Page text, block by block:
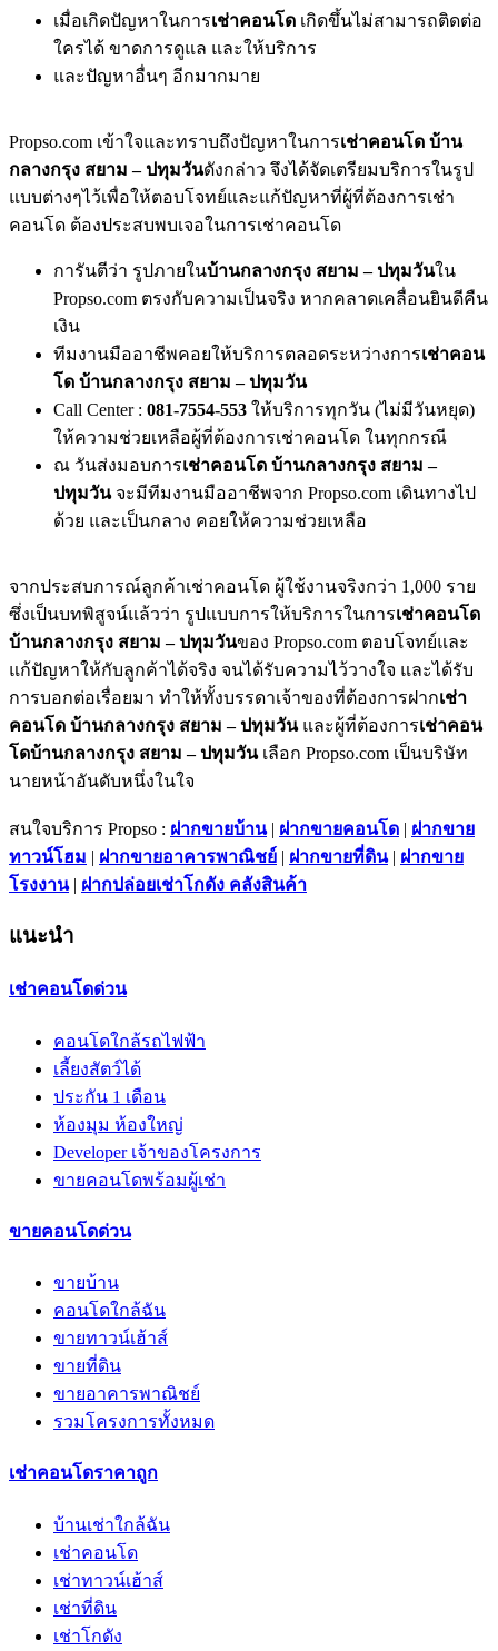
เมื่อเกิดปัญหาในการเช่าคอนโด เกิดขึ้นไม่สามารถติดต่อ
ใครได้ ขาดการดูแล และให้บริการ
และปัญหาอื่นๆ อีกมากมาย
Propso.com เข้าใจและทราบถึงปัญหาในการเช่าคอนโด บ้าน
กลางกรุง สยาม – ปทุมวันดังกล่าว จึงได้จัดเตรียมบริการในรูป
แบบต่างๆไว้เพื่อให้ตอบโจทย์และแก้ปัญหาที่ผู้ที่ต้องการเช่า
คอนโด ต้องประสบพบเจอในการเช่าคอนโด
การันตีว่า รูปภายในบ้านกลางกรุง สยาม – ปทุมวันใน
Propso.com ตรงกับความเป็นจริง หากคลาดเคลื่อนยินดีคืน
เงิน
ทีมงานมืออาชีพคอยให้บริการตลอดระหว่างการเช่าคอน
โด บ้านกลางกรุง สยาม – ปทุมวัน
Call Center : 081-7554-553 ให้บริการทุกวัน (ไม่มีวันหยุด)
ให้ความช่วยเหลือผู้ที่ต้องการเช่าคอนโด ในทุกกรณี
ณ วันส่งมอบการเช่าคอนโด บ้านกลางกรุง สยาม –
ปทุมวันจะมีทีมงานมืออาชีพจาก Propso.com เดินทางไป
ด้วย และเป็นกลาง คอยให้ความช่วยเหลือ
จากประสบการณ์ลูกค้าเช่าคอนโด ผู้ใช้งานจริงกว่า 1,000 ราย
ซึ่งเป็นบทพิสูจน์แล้วว่า รูปแบบการให้บริการในการเช่าคอนโด
บ้านกลางกรุง สยาม – ปทุมวันของ Propso.com ตอบโจทย์และ
แก้ปัญหาให้กับลูกค้าได้จริง จนได้รับความไว้วางใจ และได้รับ
การบอกต่อเรื่อยมา ทำให้ทั้งบรรดาเจ้าของที่ต้องการฝากเช่า
คอนโด บ้านกลางกรุง สยาม – ปทุมวันและผู้ที่ต้องการเช่าคอน
โดบ้านกลางกรุง สยาม – ปทุมวันเลือก Propso.com เป็นบริษัท
นายหน้าอันดับหนึ่งในใจ
สนใจบริการ Propso : ฝากขายบ้าน| ฝากขายคอนโด | ฝากขาย
ทาวน์โฮม | ฝากขายอาคารพาณิชย์ | ฝากขายที่ดิน| ฝากขาย
โรงงาน| ฝากปล่อยเช่าโกดัง คลังสินค้า
แนะนำ
เช่าคอนโดด่วน
คอนโดใกล้รถไฟฟ้า
เลี้ยงสัตว์ได้
ประกัน 1 เดือน
ห้องมุม ห้องใหญ่
Developer เจ้าของโครงการ
ขายคอนโดพร้อมผู้เช่า
ขายคอนโดด่วน
ขายบ้าน
คอนโดใกล้ฉัน
ขายทาวน์เฮ้าส์
ขายที่ดิน
ขายอาคารพาณิชย์
รวมโครงการทั้งหมด
เช่าคอนโดราคาถูก
บ้านเช่าใกล้ฉัน
เช่าคอนโด
เช่าทาวน์เฮ้าส์
เช่าที่ดิน
เช่าโกดัง